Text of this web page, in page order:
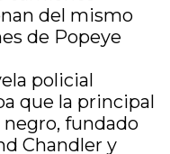
del mismo
de Popeye
policial
que la principal
fundado
Chandler y